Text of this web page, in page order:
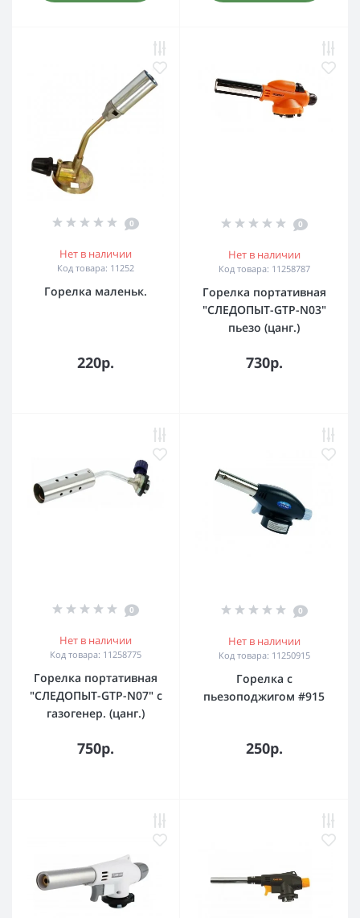
0
Нет в наличии
Код товара: 11252
Горелка маленьк.
220р.
0
Нет в наличии
Код товара: 11258787
Горелка портативная
"СЛЕДОПЫТ-GTP-N03"
пьезо (цанг.)
730р.
0
Нет в наличии
Код товара: 11258775
Горелка портативная
"СЛЕДОПЫТ-GTP-N07" с
газогенер. (цанг.)
750р.
0
Нет в наличии
Код товара: 11250915
Горелка с
пьезоподжигом #915
250р.